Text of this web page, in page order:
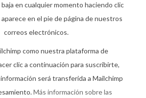
en cualquier momento haciendo clic
en el pie de página de nuestros
correos electrónicos.
como nuestra plataforma de
clic a continuación para suscribirte,
será transferida a Mailchimp
Más información sobre las